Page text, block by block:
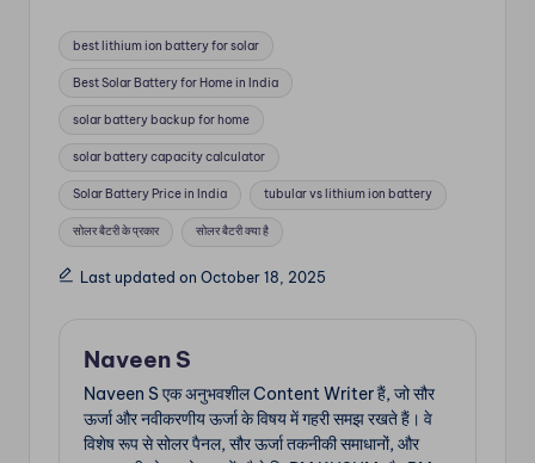
Tags:
best lithium ion battery for solar
Best Solar Battery for Home in India
solar battery backup for home
solar battery capacity calculator
Solar Battery Price in India tubular vs lithium ion battery
सोलर बैटरी के प्रकार सोलर बैटरी क्या है
Last updated on October 18, 2025
Naveen S
Naveen S एक अनुभवशील Content Writer हैं, जो सौर
ऊर्जा और नवीकरणीय ऊर्जा के विषय में गहरी समझ रखते हैं। वे
विशेष रूप से सोलर पैनल, सौर ऊर्जा तकनीकी समाधानों, और